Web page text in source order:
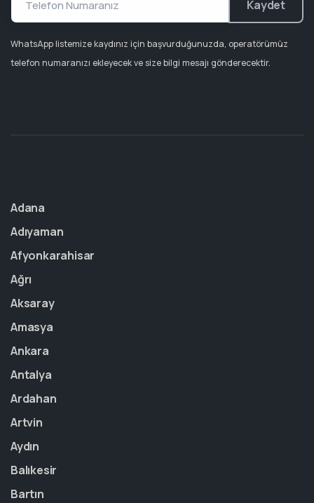
Kaydet
WhatsApp listemize kaydınız için başvurduğunuzda, operatörümüz
telefon numaranızı ekleyecek ve size bilgi mesajı gönderecektir.
Adana
Adıyaman
Afyonkarahisar
Ağrı
Aksaray
Amasya
Ankara
Antalya
Ardahan
Artvin
Aydın
Balıkesir
Bartın